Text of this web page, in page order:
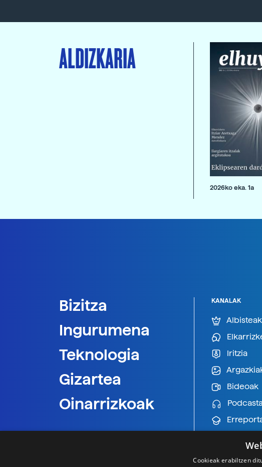
ALDIZKARIA
2026ko eka. 1a
Bizitza
Ingurumena
Teknologia
Gizartea
Oinarrizkoak
KANALAK
Albisteak
Iritzia
Bideoak
Cookieak erabiltzen